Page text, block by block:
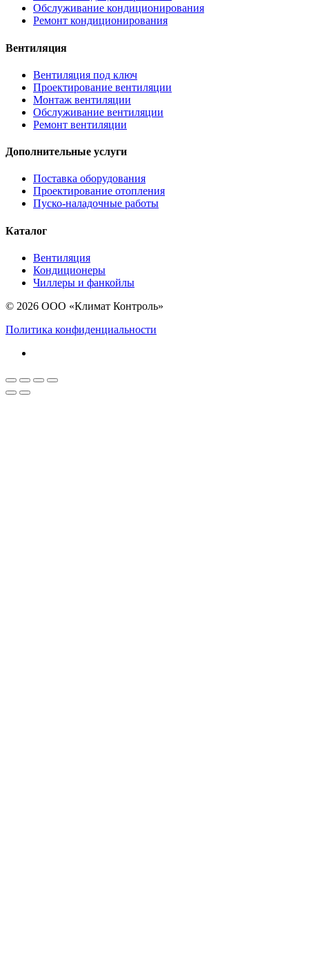
Обслуживание кондиционирования
Ремонт кондиционирования
Вентиляция
Вентиляция под ключ
Проектирование вентиляции
Монтаж вентиляции
Обслуживание вентиляции
Ремонт вентиляции
Дополнительные услуги
Поставка оборудования
Проектирование отопления
Пуско-наладочные работы
Каталог
Вентиляция
Кондиционеры
Чиллеры и фанкойлы
© 2026 ООО «Климат Контроль»
Политика конфиденциальности